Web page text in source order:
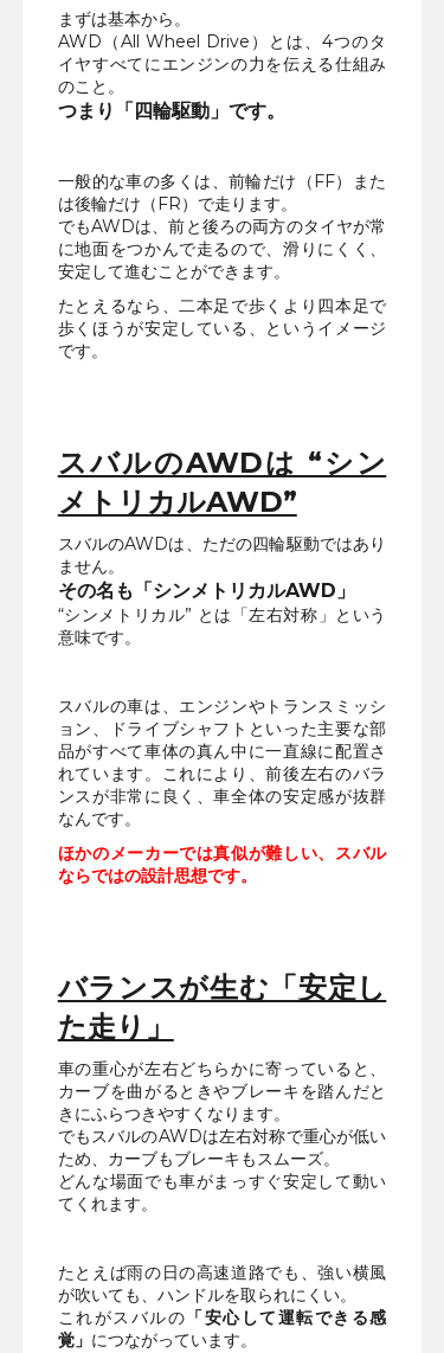
まずは基本から。
AWD（All Wheel Drive）とは、4つのタ
イヤすべてにエンジンの力を伝える仕組み
のこと。
つまり「四輪駆動」です。
一般的な車の多くは、前輪だけ（FF）また
は後輪だけ（FR）で走ります。
でもAWDは、前と後ろの両方のタイヤが常
に地面をつかんで走るので、滑りにくく、
安定して進むことができます。
たとえるなら、二本足で歩くより四本足で
歩くほうが安定している、というイメージ
です。
スバルのAWDは “シン
メトリカルAWD”
スバルのAWDは、ただの四輪駆動ではあり
ません。
その名も「シンメトリカルAWD」
“シンメトリカル” とは「左右対称」という
意味です。
スバルの車は、エンジンやトランスミッシ
ョン、ドライブシャフトといった主要な部
品がすべて車体の真ん中に一直線に配置さ
れています。これにより、前後左右のバラ
ンスが非常に良く、車全体の安定感が抜群
なんです。
ほかのメーカーでは真似が難しい、スバル
ならではの設計思想です。
バランスが生む「安定し
た走り」
車の重心が左右どちらかに寄っていると、
カーブを曲がるときやブレーキを踏んだと
きにふらつきやすくなります。
でもスバルのAWDは左右対称で重心が低い
ため、カーブもブレーキもスムーズ。
どんな場面でも車がまっすぐ安定して動い
てくれます。
たとえば雨の日の高速道路でも、強い横風
が吹いても、ハンドルを取られにくい。
これがスバルの 「安心して運転できる感
覚」 につながっています。